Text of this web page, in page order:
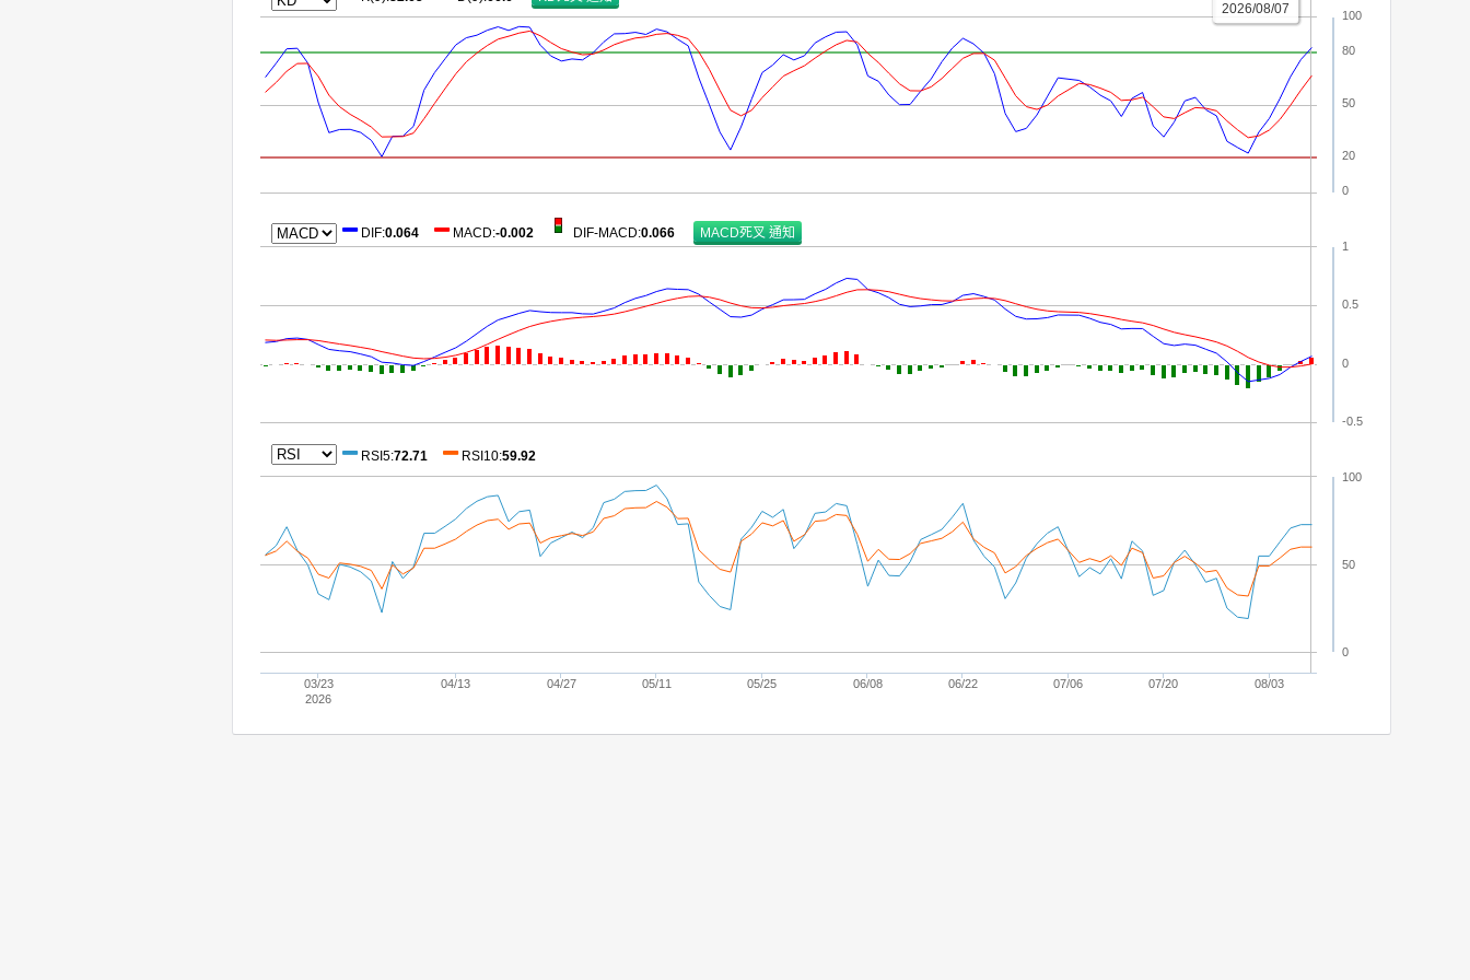
04/13 04/27 05/11 05/25 06/08 06/22 07/06 07/20 08/03
03/23
2026
0
20
50
80
100
-0.5
0
0.5
1
0
50
100
2026/08/07
DIF:0.064 MACD:-0.002 DIF-MACD:0.066
RSI5:72.71 RSI10:59.92